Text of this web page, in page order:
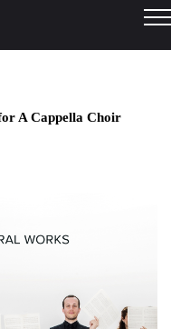
A Cappella Choir